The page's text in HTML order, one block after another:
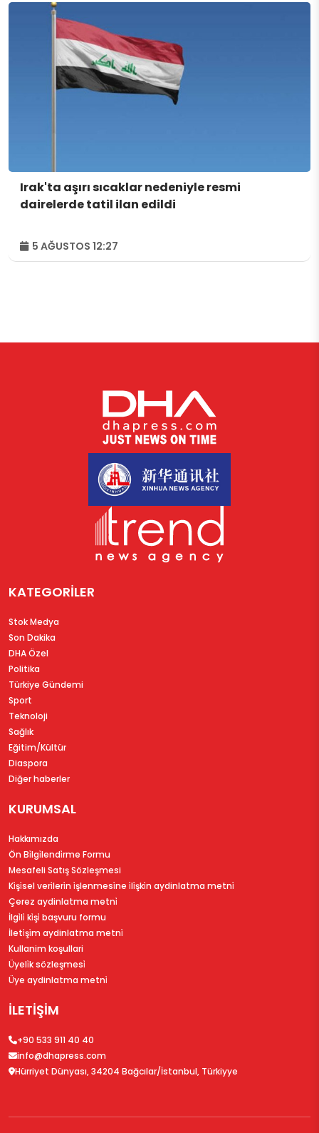
Irak'ta aşırı sıcaklar nedeniyle resmi
dairelerde tatil ilan edildi
5 AĞUSTOS 12:27
KATEGORİLER
Stok Medya
Son Dakika
DHA Özel
Politika
Türkiye Gündemi
Sport
Teknoloji
Sağlık
Eğitim/Kültür
Diaspora
Diğer haberler
KURUMSAL
Hakkımızda
Ön Bi̇lgi̇lendi̇rme Formu
Mesafeli Satış Sözleşmesi
Ki̇şi̇sel veri̇leri̇n i̇şlenmesi̇ne i̇li̇şki̇n aydinlatma metni̇
Çerez aydinlatma metni̇
İlgi̇li̇ ki̇şi̇ başvuru formu
İleti̇şi̇m aydinlatma metni̇
Kullanim koşullari
Üyeli̇k sözleşmesi̇
Üye aydinlatma metni̇
İLETİŞİM
+90 533 911 40 40
info@dhapress.com
Hürriyet Dünyası, 34204 Bağcılar/İstanbul, Türkiyye